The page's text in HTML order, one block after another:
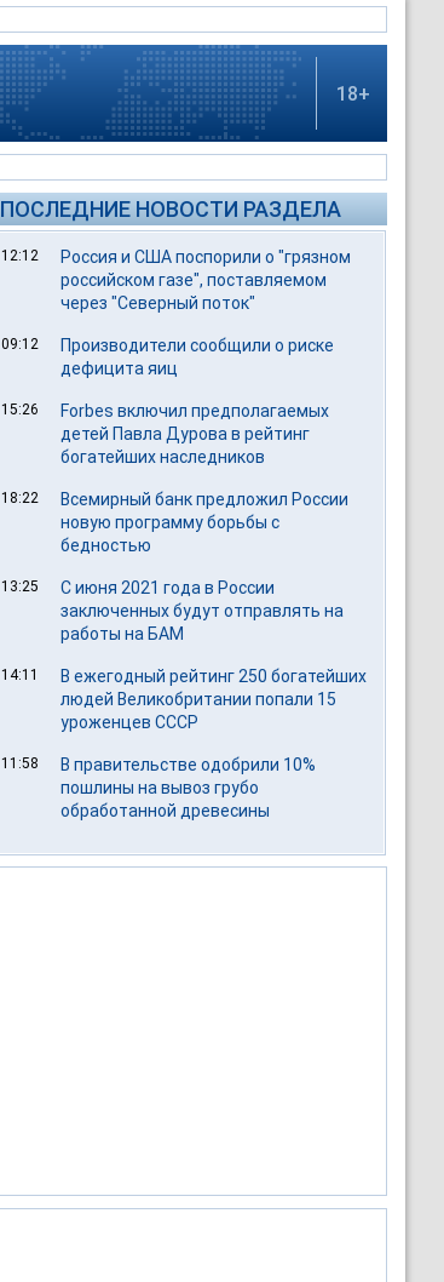
18+
ПОСЛЕДНИЕ НОВОСТИ РАЗДЕЛА
12:12
Россия и США поспорили о "грязном
российском газе", поставляемом
через "Северный поток"
09:12
Производители сообщили о риске
дефицита яиц
15:26
Forbes включил предполагаемых
детей Павла Дурова в рейтинг
богатейших наследников
18:22
Всемирный банк предложил России
новую программу борьбы с
бедностью
13:25
С июня 2021 года в России
заключенных будут отправлять на
работы на БАМ
14:11
В ежегодный рейтинг 250 богатейших
людей Великобритании попали 15
уроженцев СССР
11:58
В правительстве одобрили 10%
пошлины на вывоз грубо
обработанной древесины